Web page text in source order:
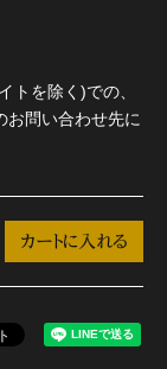
トを除く)での、
お問い合わせ先に